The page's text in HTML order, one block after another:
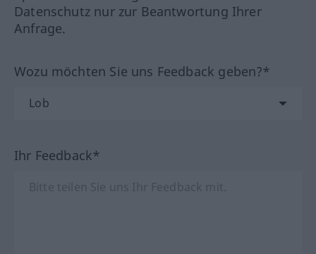
Datenschutz nur zur Beantwortung Ihrer
Anfrage.
Wozu möchten Sie uns Feedback geben?*
Ihr Feedback*